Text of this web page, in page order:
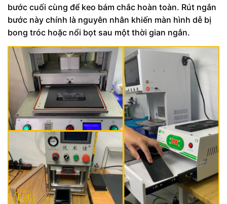
bước cuối cùng để keo bám chắc hoàn toàn. Rút ngắn
bước này chính là nguyên nhân khiến màn hình dễ bị
bong tróc hoặc nổi bọt sau một thời gian ngắn.